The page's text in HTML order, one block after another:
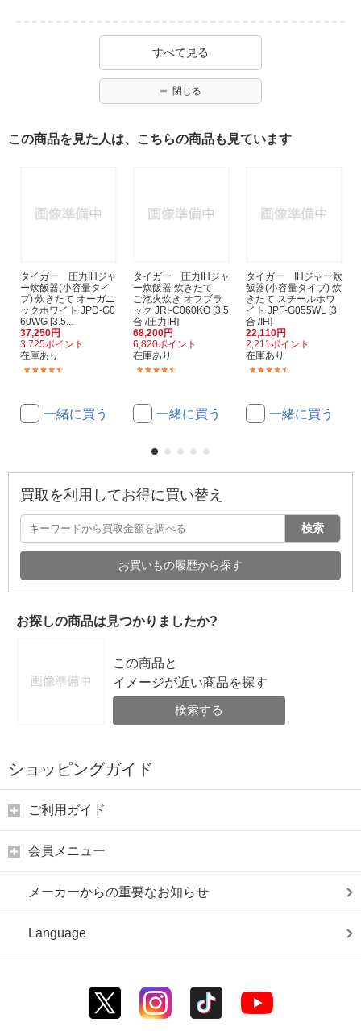
すべて見る
閉じる
この商品を見た人は、こちらの商品も見ています
タイガー 圧力IHジャ
ー炊飯器(小容量タイ
プ) 炊きたて オーガニ
ックホワイト JPD-G0
60WG [3.5...
37,250円
3,725ポイント
在庫あり
一緒に買う
タイガー 圧力IHジャ
ー炊飯器 炊きたて
ご泡火炊き オフブラ
ック JRI-C060KO [3.5
合 /圧力IH]
68,200円
6,820ポイント
在庫あり
一緒に買う
タイガー IHジャー炊
飯器(小容量タイプ) 炊
きたて スチールホワ
イト JPF-G055WL [3
合 /IH]
22,110円
2,211ポイント
在庫あり
一緒に買う
買取を利用してお得に買い替え
検索
お買いもの履歴から探す
お探しの商品は見つかりましたか?
この商品と
イメージが近い商品を探す
検索する
ショッピングガイド
ご利用ガイド
会員メニュー
メーカーからの重要なお知らせ
Language